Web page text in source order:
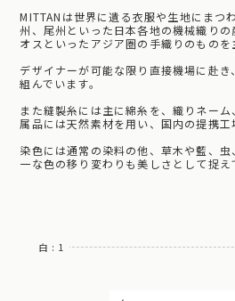
MITTANは世界に遺る衣服や生地にまつ
州、尾州といった日本各地の機械織り
オスといったアジア圏の手織りのものを
デザイナーが可能な限り直接機場に赴き
組んでいます。
また縫製糸には主に綿糸を、織りネー
属品には天然素材を用い、国内の提携工
染色には通常の染料の他、草木や藍、
一な色の移り変わりも美しさとして捉え
白 : 1